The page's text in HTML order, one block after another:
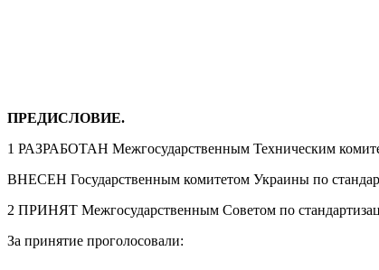
ПРЕДИСЛОВИЕ.
1 РАЗРАБОТАН Межгосударственным Техническим
ВНЕСЕН Государственным комитетом Украины по
2 ПРИНЯТ Межгосударственным Советом по
За принятие проголосовали: